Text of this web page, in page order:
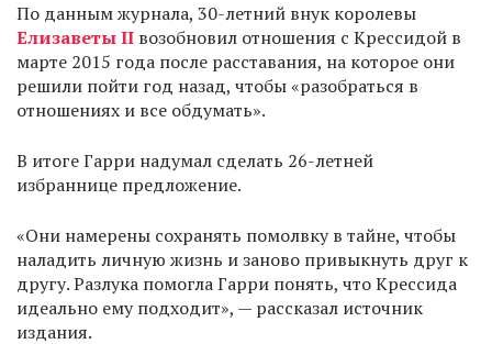
По данным журнала, 30-летний внук королевы
Елизаветы II возобновил отношения с Крессидой в
марте 2015 года после расставания, на которое они
решили пойти год назад, чтобы «разобраться в
отношениях и все обдумать».
В итоге Гарри надумал сделать 26-летней
избраннице предложение.
«Они намерены сохранять помолвку в тайне, чтобы
наладить личную жизнь и заново привыкнуть друг к
другу. Разлука помогла Гарри понять, что Крессида
идеально ему подходит», — рассказал источник
издания.